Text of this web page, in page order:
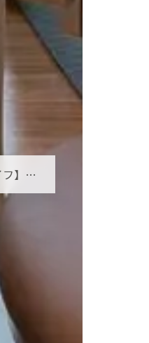
【エフエム鹿児島 スマイルライフ】オーラルフレイルとは？お口の小さな衰えを見逃さないために